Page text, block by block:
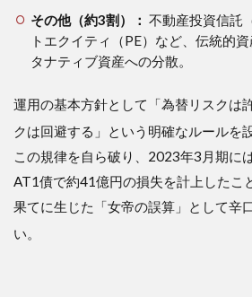
業」
のリ
スク
考
4.2
４．
２．
「失
敗の
その他（約3割）： 不動産投資信託
トエクイティ（PE）など、伝統的
タナティブ資産への分散。
運用の基本方針として「為替リスクは
クは回避する」という明確なルールを
この規律を自ら破り、2023年3月期に
AT1債で約41億円の損失を計上したこ
果てに生じた「女帝の誤算」として辛
い。